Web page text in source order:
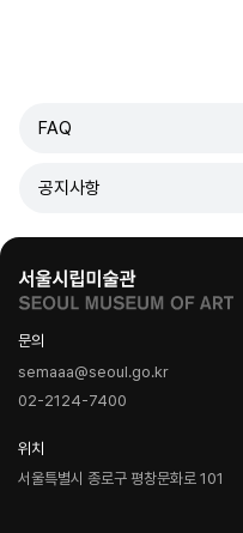
FAQ
공지사항
문의
semaaa@seoul.go.kr
02-2124-7400
위치
서울특별시 종로구 평창문화로 101